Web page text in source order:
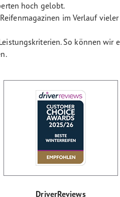
hoch gelobt.
im Verlauf vieler
So können wir
DriverReviews